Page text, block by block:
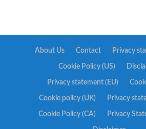
About Us Contact Privacy
Cookie Policy (US)
Privacy statement (EU)
Cookie policy (UK) Privacy
Cookie Policy (CA) Privacy